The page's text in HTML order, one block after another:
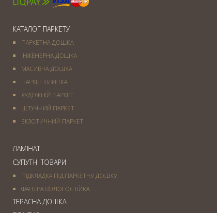
КАТАЛОГ ПАРКЕТУ
ПАРКЕТНА ДОШКА
ІНЖЕНЕРНА ДОШКА
МАСИВНА ДОШКА
ПАРКЕТ ЯЛИНКА
ХУДОЖНІЙ ПАРКЕТ
ШТУЧНИЙ ПАРКЕТ
ЕКЗОТИЧНИЙ ПАРКЕТ
ЛАМІНАТ
СУПУТНІ ТОВАРИ
ПІДКЛАДКА ПІД ПАРКЕТНУ ДОШКУ
ФАНЕРА ВОЛОГОСТІЙКА
ТЕРАСНА ДОШКА